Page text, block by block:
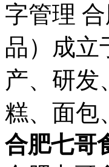
字管理
品）成立
产、研发
糕、面包
合肥七哥